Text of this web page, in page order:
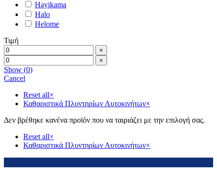
Hayikama
Halo
Helome
Τιμή
×
×
Show (0)
Cancel
Reset all×
Καθαριστικά Πλυντηρίων Αυτοκινήτων×
Δεν βρέθηκε κανένα προϊόν που να ταιριάζει με την επιλογή σας.
Reset all×
Καθαριστικά Πλυντηρίων Αυτοκινήτων×